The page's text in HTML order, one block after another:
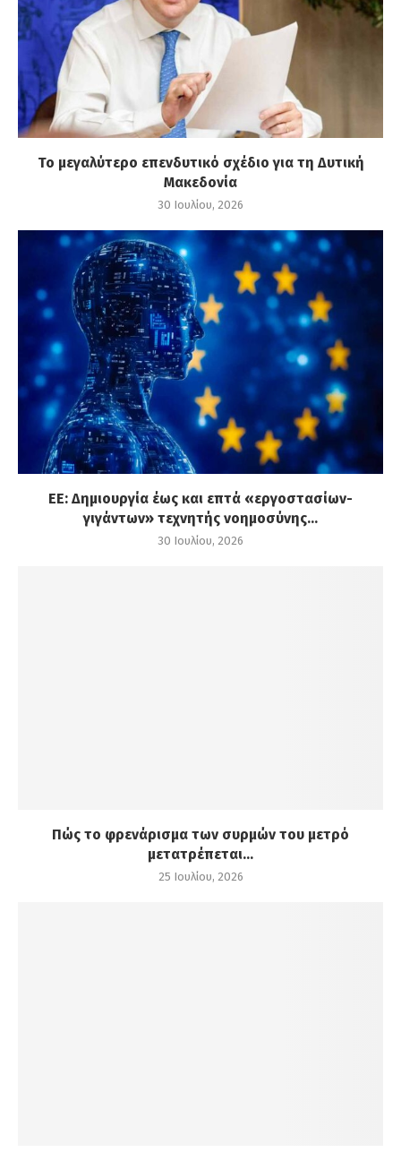
Το μεγαλύτερο επενδυτικό σχέδιο για τη Δυτική
Μακεδονία
30 Ιουλίου, 2026
ΕΕ: Δημιουργία έως και επτά «εργοστασίων-
γιγάντων» τεχνητής νοημοσύνης...
30 Ιουλίου, 2026
Πώς το φρενάρισμα των συρμών του μετρό
μετατρέπεται...
25 Ιουλίου, 2026